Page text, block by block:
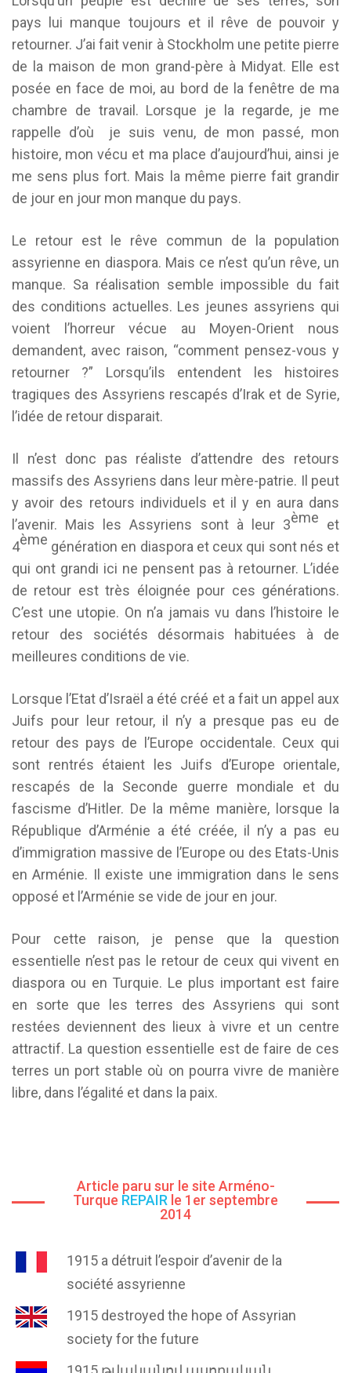
pays lui manque toujours et il rêve de pouvoir y
retourner. J’ai fait venir à Stockholm une petite pierre
de la maison de mon grand-père à Midyat. Elle est
posée en face de moi, au bord de la fenêtre de ma
chambre de travail. Lorsque je la regarde, je me
rappelle d’où je suis venu, de mon passé, mon
histoire, mon vécu et ma place d’aujourd’hui, ainsi je
me sens plus fort. Mais la même pierre fait grandir
de jour en jour mon manque du pays.
Le retour est le rêve commun de la population
assyrienne en diaspora. Mais ce n’est qu’un rêve, un
manque. Sa réalisation semble impossible du fait
des conditions actuelles. Les jeunes assyriens qui
voient l’horreur vécue au Moyen-Orient nous
demandent, avec raison, “comment pensez-vous y
retourner ?” Lorsqu’ils entendent les histoires
tragiques des Assyriens rescapés d’Irak et de Syrie,
l’idée de retour disparait.
Il n’est donc pas réaliste d’attendre des retours
massifs des Assyriens dans leur mère-patrie. Il peut
y avoir des retours individuels et il y en aura dans
l’avenir. Mais les Assyriens sont à leur 3ème et
4ème génération en diaspora et ceux qui sont nés et
qui ont grandi ici ne pensent pas à retourner. L’idée
de retour est très éloignée pour ces générations.
C’est une utopie. On n’a jamais vu dans l’histoire le
retour des sociétés désormais habituées à de
meilleures conditions de vie.
Lorsque l’Etat d’Israël a été créé et a fait un appel aux
Juifs pour leur retour, il n’y a presque pas eu de
retour des pays de l’Europe occidentale. Ceux qui
sont rentrés étaient les Juifs d’Europe orientale,
rescapés de la Seconde guerre mondiale et du
fascisme d’Hitler. De la même manière, lorsque la
République d’Arménie a été créée, il n’y a pas eu
d’immigration massive de l’Europe ou des Etats-Unis
en Arménie. Il existe une immigration dans le sens
opposé et l’Arménie se vide de jour en jour.
Pour cette raison, je pense que la question
essentielle n’est pas le retour de ceux qui vivent en
diaspora ou en Turquie. Le plus important est faire
en sorte que les terres des Assyriens qui sont
restées deviennent des lieux à vivre et un centre
attractif. La question essentielle est de faire de ces
terres un port stable où on pourra vivre de manière
libre, dans l’égalité et dans la paix.
Article paru sur le site Arméno-
Turque REPAIR le 1er septembre
2014
1915 a détruit l’espoir d’avenir de la
société assyrienne
1915 destroyed the hope of Assyrian
society for the future